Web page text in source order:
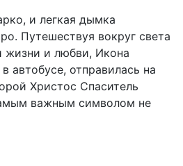
и легкая дымка
Путешествуя вокруг света
жизни и любви, Икона
автобусе, отправилась на
Христос Спаситель
важным символом не